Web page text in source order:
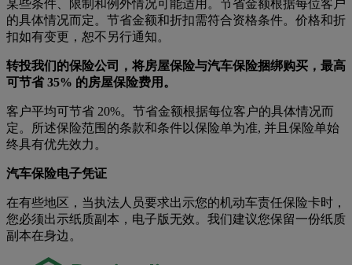
某些条件、限制和例外情况可能适用。节省金额根据每位客户
的具体情况而定。节省金额和折扣需符合资格条件。价格和折
扣如有变更，恕不另行通知。
转投我们的保险公司，将房屋保险与汽车保险捆绑购买，最高
可节省 35% 的房屋保险费用。
客户平均可节省 20%。节省金额根据每位客户的具体情况而
定。所述保险范围的条款和条件以保险单为准, 并且保险单始
终具有优先效力。
汽车保险电子凭证
在有些地区，当执法人员要求出示您的机动车责任保险卡时，
您必须出示纸质副本，电子版无效。我们建议您保留一份纸质
副本在身边。